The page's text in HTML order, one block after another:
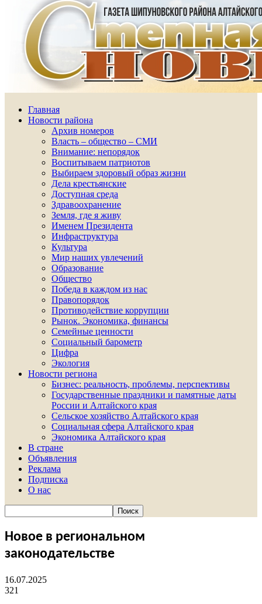
Главная
Новости района
Архив номеров
Власть – общество – СМИ
Внимание: непорядок
Воспитываем патриотов
Выбираем здоровый образ жизни
Дела крестьянские
Доступная среда
Здравоохранение
Земля, где я живу
Именем Президента
Инфраструктура
Культура
Мир наших увлечений
Образование
Общество
Победа в каждом из нас
Правопорядок
Противодействие коррупции
Рынок. Экономика, финансы
Семейные ценности
Социальный барометр
Цифра
Экология
Новости региона
Бизнес: реальность, проблемы, перспективы
Государственные праздники и памятные даты
России и Алтайского края
Сельское хозяйство Алтайского края
Социальная сфера Алтайского края
Экономика Алтайского края
В стране
Объявления
Реклама
Подписка
О нас
Новое в региональном
законодательстве
16.07.2025
321